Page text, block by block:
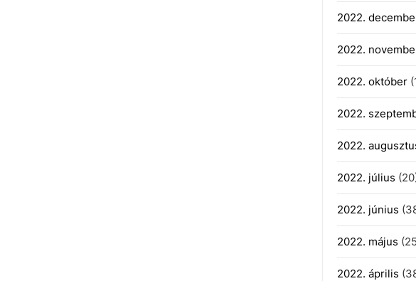
2022.
2022.
2022. október
2022.
2022.
2022. július
2022. június
2022. május
2022. április